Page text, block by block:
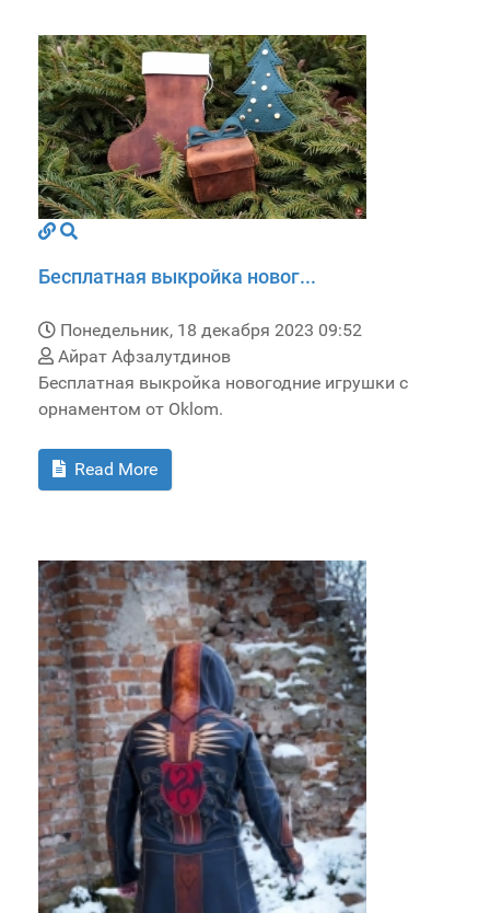
Бесплатная выкройка новог...
Понедельник, 18 декабря 2023 09:52
Айрат Афзалутдинов
Бесплатная выкройка новогодние игрушки с
орнаментом от Oklom.
Read More